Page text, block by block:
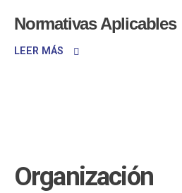
Normativas Aplicables
LEER MÁS
Organización